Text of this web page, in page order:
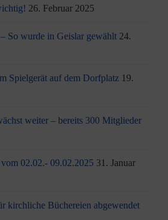
26. Februar 2025
So wurde in Geislar gewählt 24.
Spielgerät auf dem Dorfplatz 19.
weiter – bereits 300 Mitglieder
02.02.- 09.02.2025 31. Januar
kirchliche Büchereien abgewendet